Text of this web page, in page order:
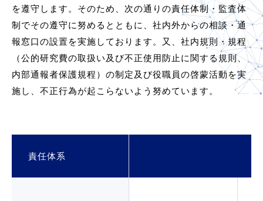
を遵守します。そのため、次の通りの責任体制・監査体
制でその遵守に努めるとともに、社内外からの相談・通
報窓口の設置を実施しております。又、社内規則・規程
（公的研究費の取扱い及び不正使用防止に関する規則、
内部通報者保護規程）の制定及び役職員の啓蒙活動を実
施し、不正行為が起こらないよう努めています。
責任体系